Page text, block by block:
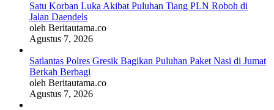
Satu Korban Luka Akibat Puluhan Tiang PLN Roboh di
Jalan Daendels
oleh Beritautama.co
Agustus 7, 2026
Satlantas Polres Gresik Bagikan Puluhan Paket Nasi di Jumat
Berkah Berbagi
oleh Beritautama.co
Agustus 7, 2026